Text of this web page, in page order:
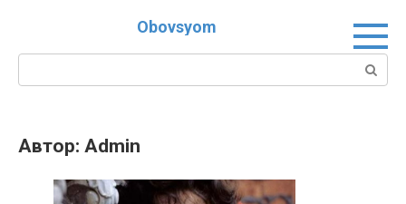
Obovsyom
Поиск:
Автор: Admin